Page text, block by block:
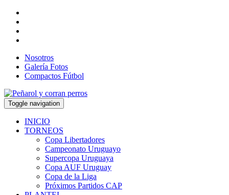
Nosotros
Galería Fotos
Compactos Fútbol
Toggle navigation
INICIO
TORNEOS
Copa Libertadores
Campeonato Uruguayo
Supercopa Uruguaya
Copa AUF Uruguay
Copa de la Liga
Próximos Partidos CAP